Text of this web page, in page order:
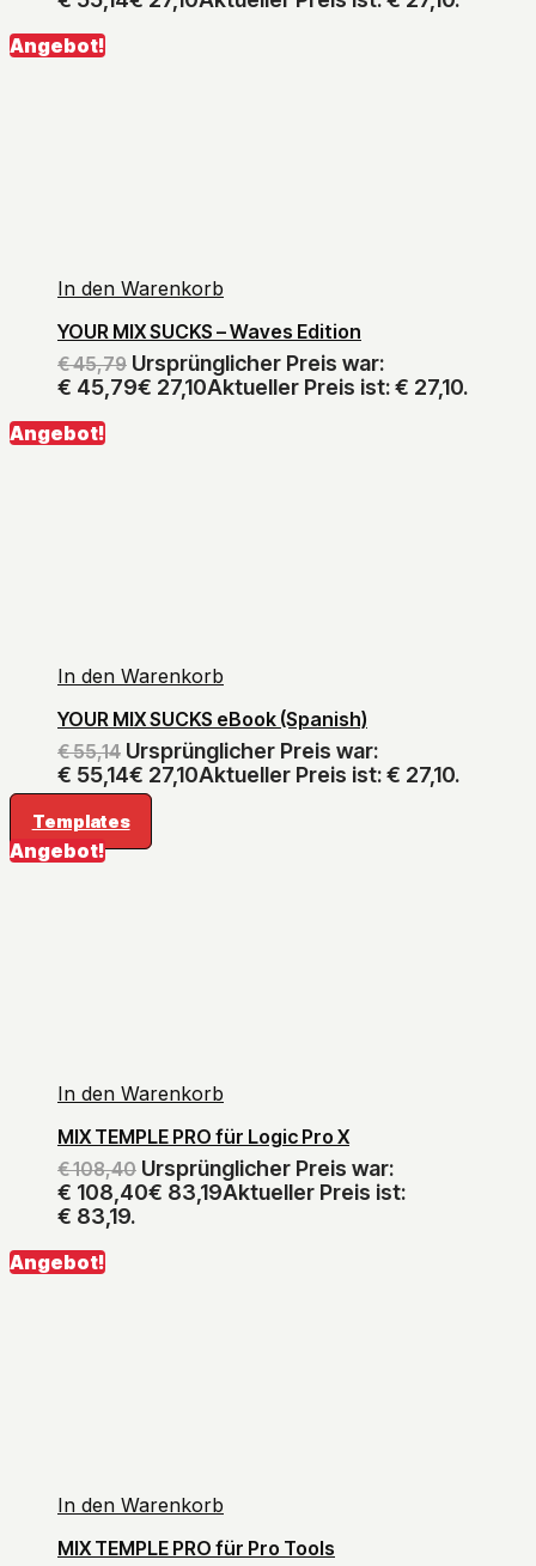
Angebot!
In den Warenkorb
YOUR MIX SUCKS – Waves Edition
€45,79 Ursprünglicher Preis war:
€ 45,79€ 27,10Aktueller Preis ist: € 27,10.
Angebot!
In den Warenkorb
YOUR MIX SUCKS eBook (Spanish)
€55,14 Ursprünglicher Preis war:
€ 55,14€ 27,10Aktueller Preis ist: € 27,10.
Templates
Angebot!
In den Warenkorb
MIX TEMPLE PRO für Logic Pro X
€108,40 Ursprünglicher Preis war:
€ 108,40€ 83,19Aktueller Preis ist:
€ 83,19.
Angebot!
In den Warenkorb
MIX TEMPLE PRO für Pro Tools